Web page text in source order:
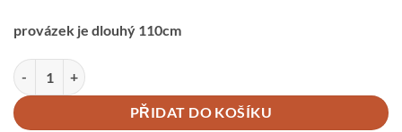
provázek je dlouhý 110cm
PROVÁZKOVÁ NÁSTĚNKA-PEJSEK-KOČIČKA množství
PŘIDAT DO KOŠÍKU